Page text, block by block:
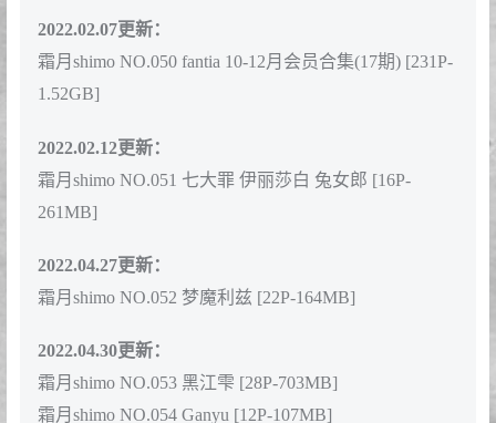
霜月shimo NO.044 碧蓝航线 翔翔赛车 [14P-26MB]
霜月shimo NO.045 艳娘幻梦谭 黛玉 [16P-19MB]
霜月shimo NO.046 卯月桃子 水手服兔女郎 [19P-23MB]
霜月shimo NO.047 碧蓝航线 吾妻旗袍 [12P1V-338MB]
霜月shimo NO.048 金发制服 [8P-125MB]
2021.08.23更新：
霜月shimo NO.049 华生 · 阿米莉亚 [11P-308MB]